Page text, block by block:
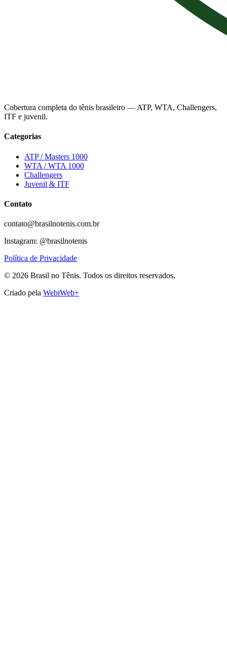
Cobertura completa do tênis brasileiro — ATP, WTA, Challengers,
ITF e juvenil.
Categorias
ATP / Masters 1000
WTA / WTA 1000
Challengers
Juvenil & ITF
Contato
contato@brasilnotenis.com.br
Instagram: @brasilnotenis
Política de Privacidade
© 2026 Brasil no Tênis. Todos os direitos reservados.
Criado pela WebiWeb+